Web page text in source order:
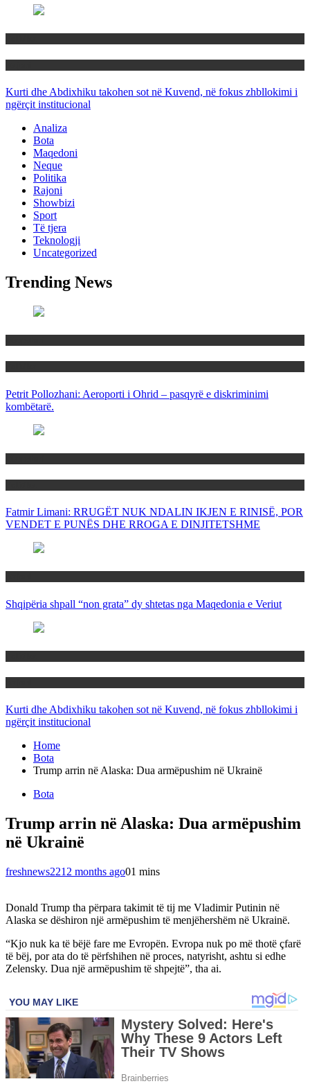
Kurti dhe Abdixhiku takohen sot në Kuvend, në fokus zhbllokimi i
ngërçit institucional
Analiza
Bota
Maqedoni
Neque
Politika
Rajoni
Showbizi
Sport
Të tjera
Teknologji
Uncategorized
Trending News
Petrit Pollozhani: Aeroporti i Ohrid – pasqyrë e diskriminimi
kombëtarë.
Fatmir Limani: RRUGËT NUK NDALIN IKJEN E RINISË, POR
VENDET E PUNËS DHE RROGA E DINJITETSHME
Shqipëria shpall “non grata” dy shtetas nga Maqedonia e Veriut
Kurti dhe Abdixhiku takohen sot në Kuvend, në fokus zhbllokimi i
ngërçit institucional
Home
Bota
Trump arrin në Alaska: Dua armëpushim në Ukrainë
Bota
Trump arrin në Alaska: Dua armëpushim
në Ukrainë
freshnews2212 months ago01 mins
Donald Trump tha përpara takimit të tij me Vladimir Putinin në
Alaska se dëshiron një armëpushim të menjëhershëm në Ukrainë.
“Kjo nuk ka të bëjë fare me Evropën. Evropa nuk po më thotë çfarë
të bëj, por ata do të përfshihen në proces, natyrisht, ashtu si edhe
Zelensky. Dua një armëpushim të shpejtë”, tha ai.